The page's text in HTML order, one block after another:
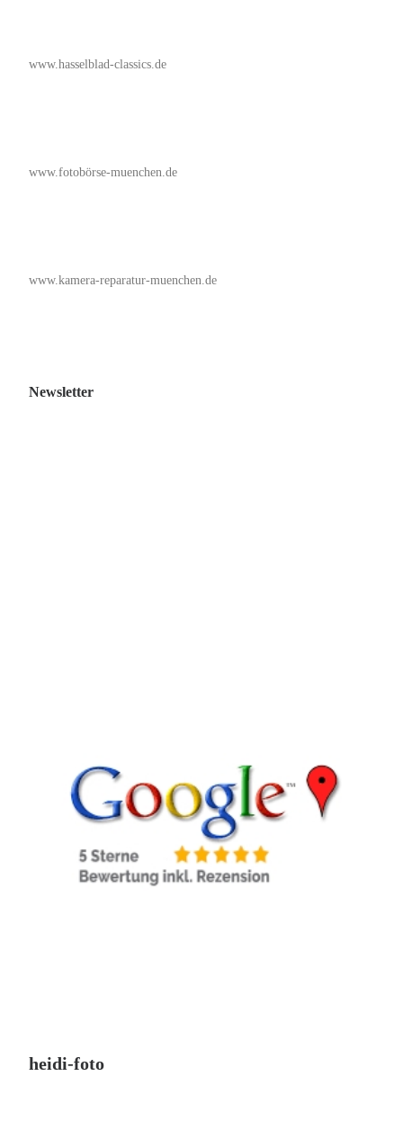
www.hasselblad-classics.de
www.fotobörse-muenchen.de
www.kamera-reparatur-muenchen.de
Newsletter
heidi-foto